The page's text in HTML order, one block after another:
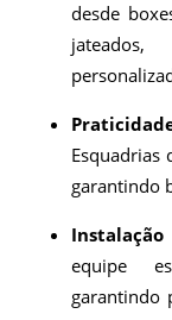
desde
Esquadrias
garantindo
equipe
garantindo